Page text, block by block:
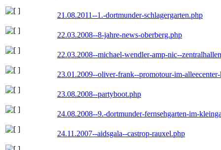
21.08.2011--1.-dortmunder-schlagergarten.php
22.03.2008--8-jahre-news-oberberg.php
22.03.2008--michael-wendler-amp-nic--
23.01.2009--oliver-frank--promotour-im-
23.08.2008--partyboot.php
24.08.2008--9.-dortmunder-fernsehgarten-im-
24.11.2007--aidsgala--castrop-rauxel.php